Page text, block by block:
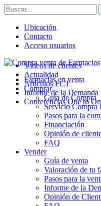
Ubicación
Contacto
Acceso usuarios
Farmacias en venta
Comprar
Guía de Compra
Servicio Compra
Pasos para la
Financiación
Opinión de
FAQ
Vender
Guía de venta
Valoración de tu
Pasos para la
Informe de la
Opinión de
Vídeos de clientes
Actualidad
Artículos FCT
Informe de la Demanda
Conferencias One to